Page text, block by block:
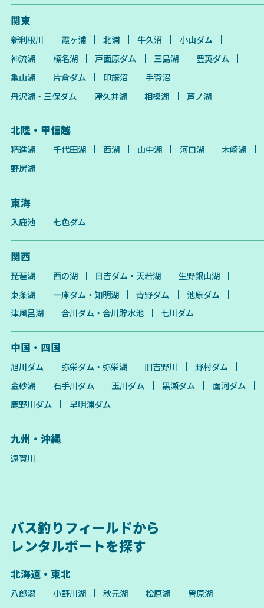
関東
新利根川 霞ヶ浦 北浦 牛久沼
小山ダム
神流湖
榛名湖 戸面原ダム 三島湖
豊英ダム
亀山湖
片倉ダム 印旛沼
手賀沼
丹沢湖・三保ダム
津久井湖 相模湖 芦ノ湖
北陸・甲信越
精進湖 千代田湖 西湖 山中湖 河口湖
木崎湖
野尻湖
東海
入鹿池 七色ダム
関西
琵琶湖 西の湖 日吉ダム・天若湖
生野銀山湖
東条湖
一庫ダム・知明湖 青野ダム
池原ダム
津風呂湖
合川ダム・合川貯水池 七川ダム
中国・四国
旭川ダム 弥栄ダム・弥栄湖 旧吉野川
野村ダム
金砂湖
石手川ダム 玉川ダム 黒瀬ダム
面河ダム
鹿野川ダム
早明浦ダム
九州・沖縄
遠賀川
バス釣りフィールドから
レンタルボートを探す
北海道・東北
八郎潟 小野川湖 秋元湖 桧原湖 曽原湖